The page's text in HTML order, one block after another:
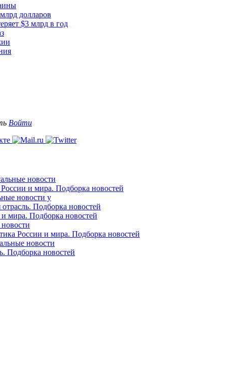
долларов
$3 млрд в год
Войти
новости
и мира. Подборка новостей
новости у
Подборка новостей
мира. Подборка новостей
России и мира. Подборка новостей
новости
Подборка новостей